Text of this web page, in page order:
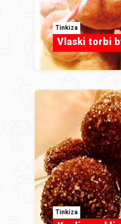
Tinkiza
Vlaski torbi
Tinkiza